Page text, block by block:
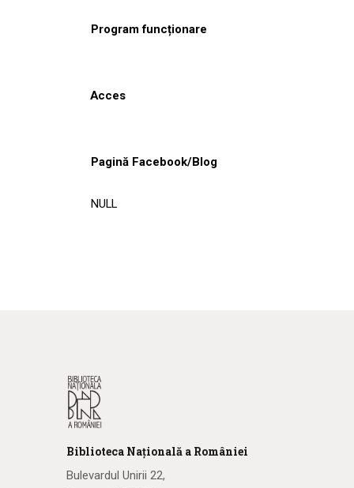
Program funcționare
Acces
Pagină Facebook/Blog
NULL
Biblioteca Națională a României
Bulevardul Unirii 22,